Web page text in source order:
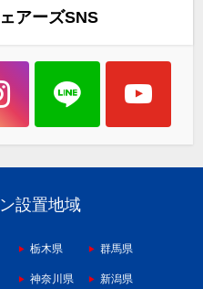
アーズSNS
設置地域
栃木県 群馬県
神奈川県 新潟県